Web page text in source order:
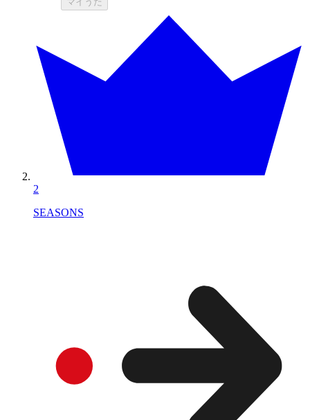
2
SEASONS